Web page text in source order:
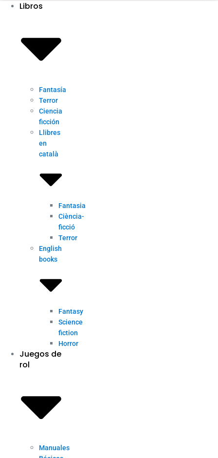
Libros
Fantasía
Terror
Ciencia
ficción
Llibres
en
català
Fantasia
Ciència-
ficció
Terror
English
books
Fantasy
Science
fiction
Horror
Juegos de
rol
Manuales